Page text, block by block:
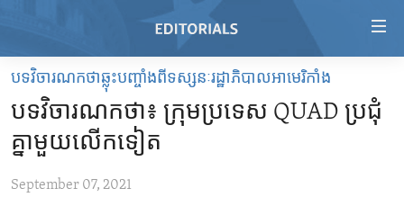
Skip
main
content
Skip
to
HOME
RADIO
REGIONS
បទវិចារណកថាឆ្លុះបញ្ចាំងពីទស្សនៈរដ្ឋាភិបាលអាមេរិកាំង
បទវិចារណកថា៖ ក្រុម​ប្រទេស QUAD ប្រជុំ​
គ្នា​មួយ​លើក​ទៀត
September 07, 2021